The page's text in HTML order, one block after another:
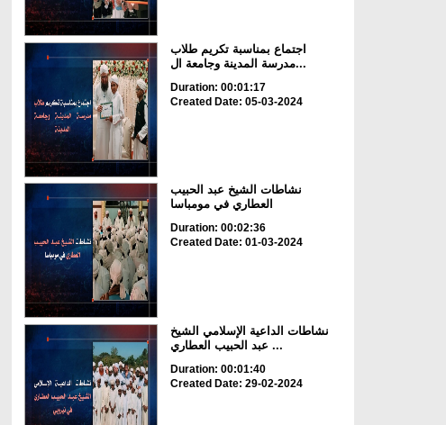
اجتماع بمناسبة تكريم طلاب
مدرسة المدينة وجامعة ال...
Duration: 00:01:17
Created Date: 05-03-2024
نشاطات الشيخ عبد الحبيب
العطاري في مومباسا
Duration: 00:02:36
Created Date: 01-03-2024
نشاطات الداعية الإسلامي الشيخ
عبد الحبيب العطاري ...
Duration: 00:01:40
Created Date: 29-02-2024